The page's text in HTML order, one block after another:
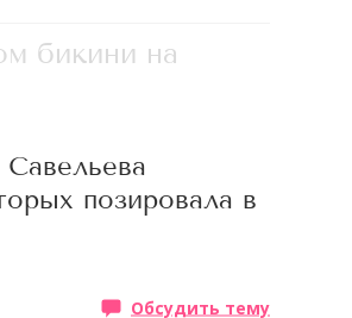
бикини на
позировала в
Обсудить тему